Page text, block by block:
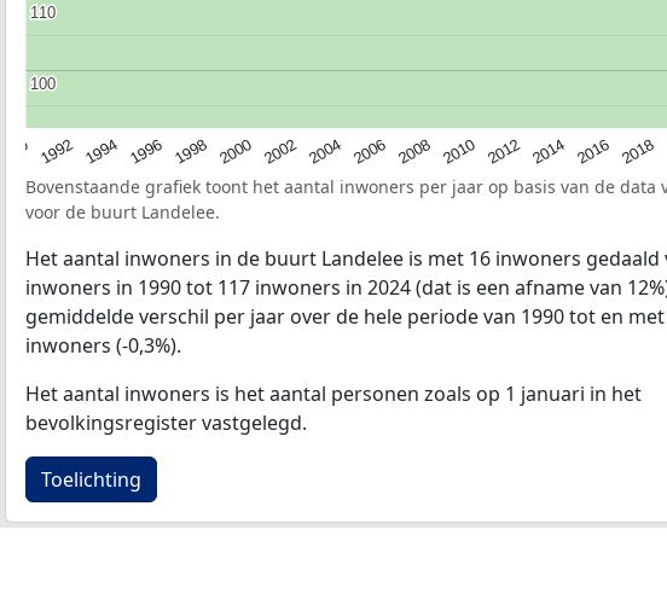
1992 1994 1996 1998 2000 2002 2004 2006 2008 2010 2012 2014 2016 2018
100
100
110
110
Bovenstaande grafiek toont het aantal inwoners per jaar op basis van de data
voor de buurt Landelee.
Het aantal inwoners in de buurt Landelee is met 16 inwoners gedaald
inwoners in 1990 tot 117 inwoners in 2024 (dat is een afname van
gemiddelde verschil per jaar over de hele periode van 1990 tot en met
inwoners (-0,3%).
Het aantal inwoners is het aantal personen zoals op 1 januari in het
bevolkingsregister vastgelegd.
Toelichting